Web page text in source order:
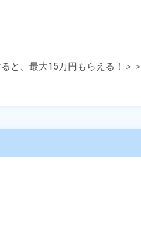
と、最大15万円もらえる！＞＞